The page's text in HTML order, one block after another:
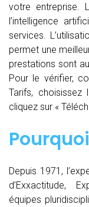
votre entreprise.
l’intelligence
services.
permet une
prestations sont
Pour le vérifier,
Tarifs,
cliquez sur «
Depuis 1971,
d’Exxactitude,
équipes